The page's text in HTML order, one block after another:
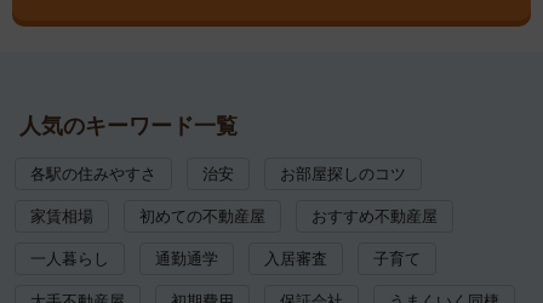
人気のキーワード一覧
各駅の住みやすさ 治安 お部屋探しのコツ
家賃相場 初めての不動産屋 おすすめ不動産屋
一人暮らし 通勤通学 入居審査 子育て